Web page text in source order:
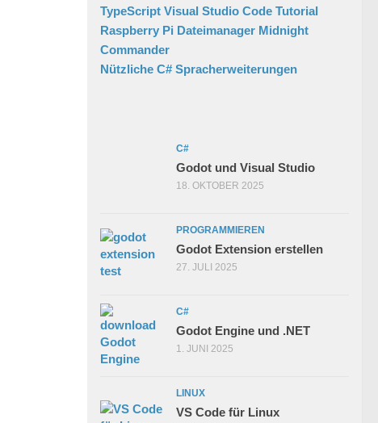
TypeScript Visual Studio Code Tutorial
Raspberry Pi Dateimanager Midnight
Commander
Nützliche C# Spracherweiterungen
C#
Godot und Visual Studio
18. OKTOBER 2025
PROGRAMMIEREN
Godot Extension erstellen
27. JULI 2025
C#
Godot Engine und .NET
1. JUNI 2025
LINUX
VS Code für Linux